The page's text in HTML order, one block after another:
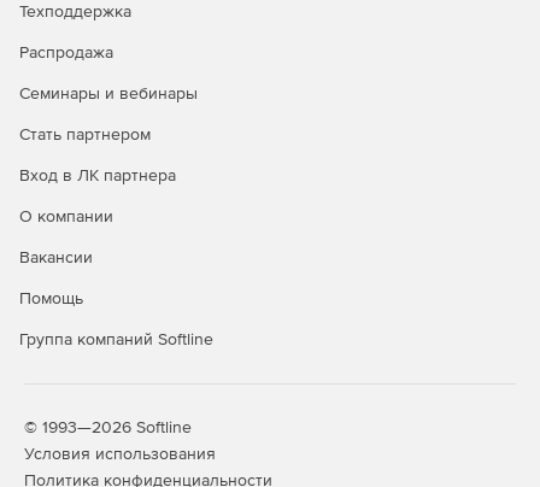
реального времени — с консоли Dr.WebCureNet!
Обрыв связи с консолью Dr.WebCureNet! не
прекращает процесс проверки сети.
Лицензирование
Продукт лицензируется по числу проверяемых рабочих
станций, от 5 станций.
На утилиту не распространяются никакие скидки
Дозакупка лицензий не предусмотрена.
Техподдержка
Распродажа
Семинары и вебинары
Стать партнером
Вход в ЛК партнера
О компании
Вакансии
Помощь
Группа компаний Softline
© 1993—2026 Softline
Условия использования
Политика конфиденциальности